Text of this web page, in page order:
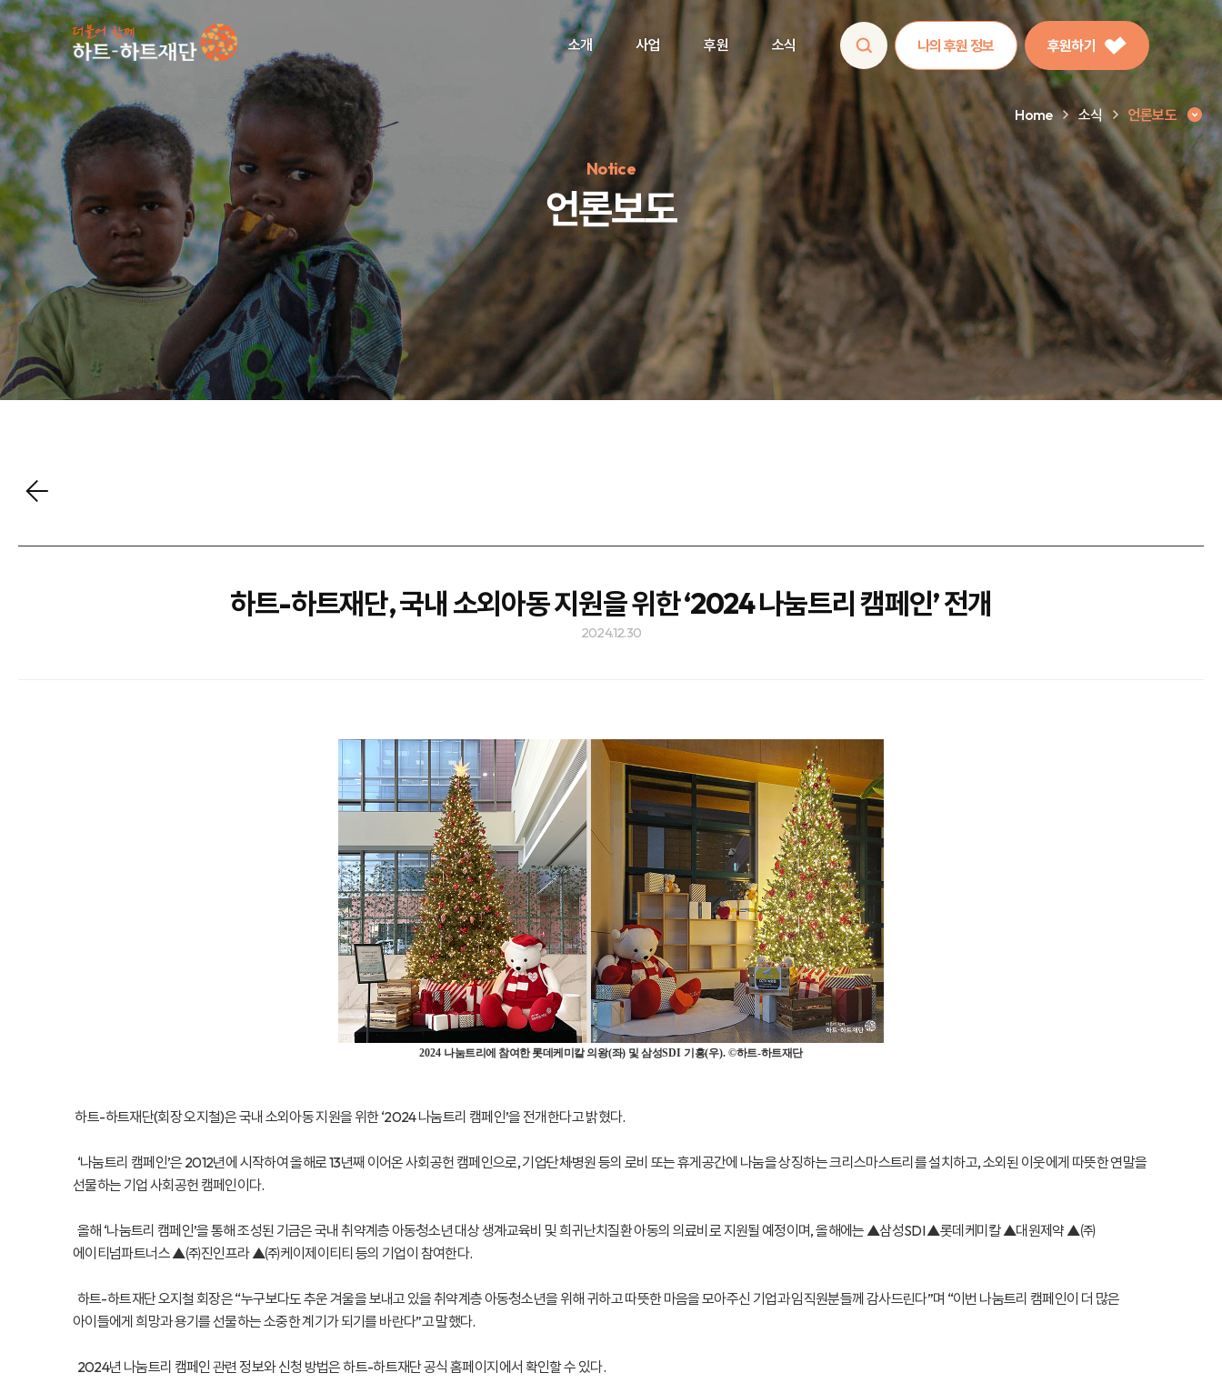
소개 사업 후원 소식 나의 후원 정보 후원하기
인기 키워드 #정기후원 #하트플레이스#캠페인#팬덤후원
Home 소식 언론보도
Notice
언론보도
언론보도
하트-하트재단, 국내 소외아동 지원을 위한 ‘2024 나눔트리 캠페인’ 전개
2024.12.30
2024 나눔트리에 참여한 롯데케미칼 의왕(좌) 및 삼성SDI기흥(우). ©하트-하트재단
하트-하트재단(회장 오지철)은 국내 소외아동 지원을 위한 ‘2024 나눔트리 캠페인’을 전개한다고 밝혔다.
‘나눔트리 캠페인’은 2012년에 시작하여 올해로 13년째 이어온 사회공헌 캠페인으로, 기업·단체·병원 등의 로비 또는 휴게공간에 나눔을 상징하는 크리스마스트리를 설치하고, 소외된 이웃에게 따뜻한 연말을
선물하는 기업 사회공헌 캠페인이다.
올해 ‘나눔트리 캠페인’을 통해 조성된 기금은 국내 취약계층 아동·청소년 대상 생계·교육비 및 희귀난치질환 아동의 의료비로 지원될 예정이며, 올해에는 ▲삼성SDI ▲롯데케미칼 ▲대원제약 ▲㈜
에이티넘파트너스 ▲㈜진인프라 ▲㈜케이제이티티 등의 기업이 참여한다.
하트-하트재단 오지철 회장은 “누구보다도 추운 겨울을 보내고 있을 취약계층 아동·청소년을 위해 귀하고 따뜻한 마음을 모아주신 기업과 임직원분들께 감사드린다”며 “이번 나눔트리 캠페인이 더 많은
아이들에게 희망과 용기를 선물하는 소중한 계기가 되기를 바란다”고 말했다.
2024년 나눔트리 캠페인 관련 정보와 신청 방법은 하트-하트재단 공식 홈페이지에서 확인할 수 있다.